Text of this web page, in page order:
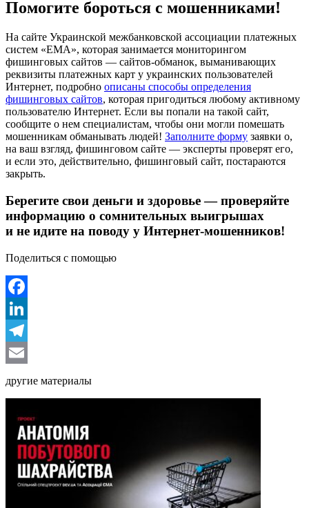
Помогите бороться с мошенниками!
На сайте Украинской межбанковской ассоциации платежных
систем «ЕМА», которая занимается мониторингом
фишинговых сайтов — сайтов-обманок, выманивающих
реквизиты платежных карт у украинских пользователей
Интернет, подробно описаны способы определения
фишинговых сайтов, которая пригодиться любому активному
пользователю Интернет. Если вы попали на такой сайт,
сообщите о нем специалистам, чтобы они могли помешать
мошенникам обманывать людей! Заполните форму заявки о,
на ваш взгляд, фишинговом сайте — эксперты проверят его,
и если это, действительно, фишинговый сайт, постараются
закрыть.
Берегите свои деньги и здоровье — проверяйте
информацию о сомнительных выигрышах
и не идите на поводу у Интернет-мошенников!
Поделиться с помощью
Facebook
LinkedIn
Telegram
другие материалы